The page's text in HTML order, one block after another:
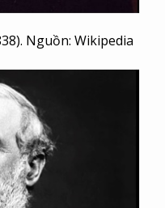
Nguồn: Wikipedia